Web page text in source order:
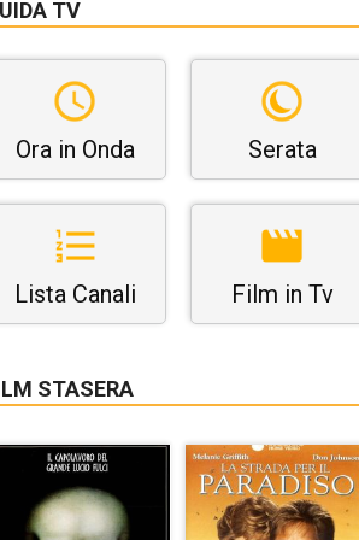
TV
Ora in Onda Serata
Lista Canali Film in Tv
STASERA